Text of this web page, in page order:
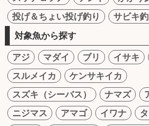
投げ＆ちょい投げ釣り
サビキ
対象魚から探す
アジ マダイ ブリ イサキ
スルメイカ
ケンサキイカ
スズキ（シーバス）
ナマズ
ニジマス
アマゴ イワナ